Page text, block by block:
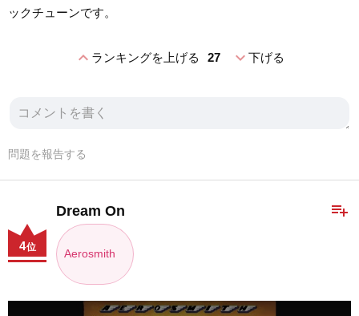
ックチューンです。
expand_lessランキングを上げる 27 expand_more下げる
問題を報告する
playlist_add
Dream On
Aerosmith
4位